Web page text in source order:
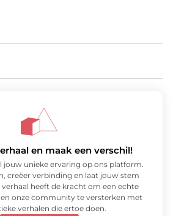
en maak een verschil!
jouw unieke ervaring op ons platform.
creëer verbinding en laat jouw stem
heeft de kracht om een echte
onze community te versterken met
verhalen die ertoe doen.